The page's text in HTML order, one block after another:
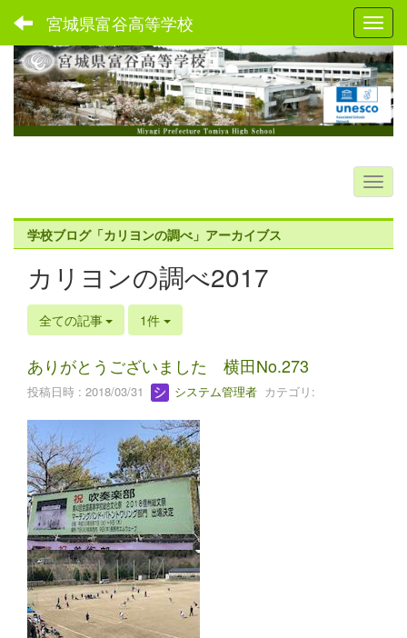
宮城県富谷高等学校
学校ブログ「カリヨンの調べ」アーカイブス
カリヨンの調べ2017
全ての記事 1件
ありがとうございました 横田No.273
投稿日時 : 2018/03/31 システム管理者 カテゴリ: